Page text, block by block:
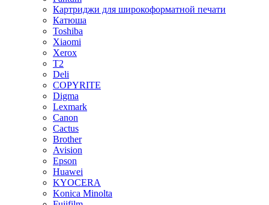
Картриджи для широкоформатной печати
Катюша
Toshiba
Xiaomi
Xerox
T2
Deli
COPYRITE
Digma
Lexmark
Canon
Cactus
Brother
Avision
Epson
Huawei
KYOCERA
Konica Minolta